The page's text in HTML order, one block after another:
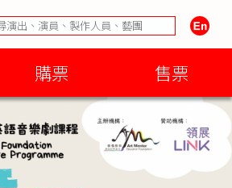
購票 售票